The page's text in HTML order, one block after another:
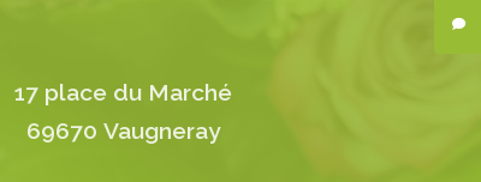
17 place du Marché
69670 Vaugneray